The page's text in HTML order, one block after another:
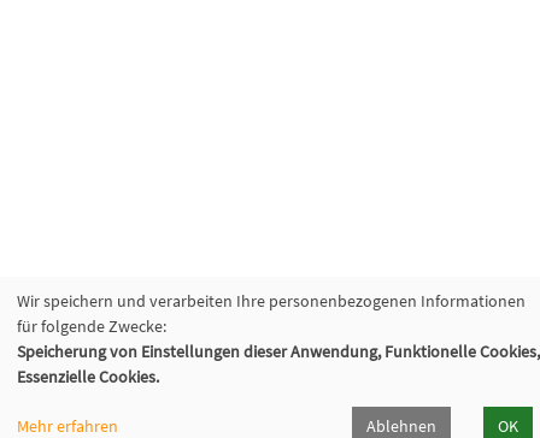
Wir speichern und verarbeiten Ihre personenbezogenen Informationen
für folgende Zwecke:
Speicherung von Einstellungen dieser Anwendung, Funktionelle Cookies,
Essenzielle Cookies.
Mehr erfahren Ablehnen OK